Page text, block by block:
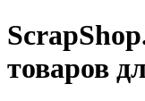
товаров